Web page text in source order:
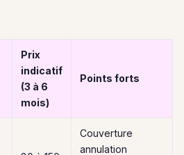
Prix
indicatif
(3 à 6
mois)
Points forts
Couverture
annulation